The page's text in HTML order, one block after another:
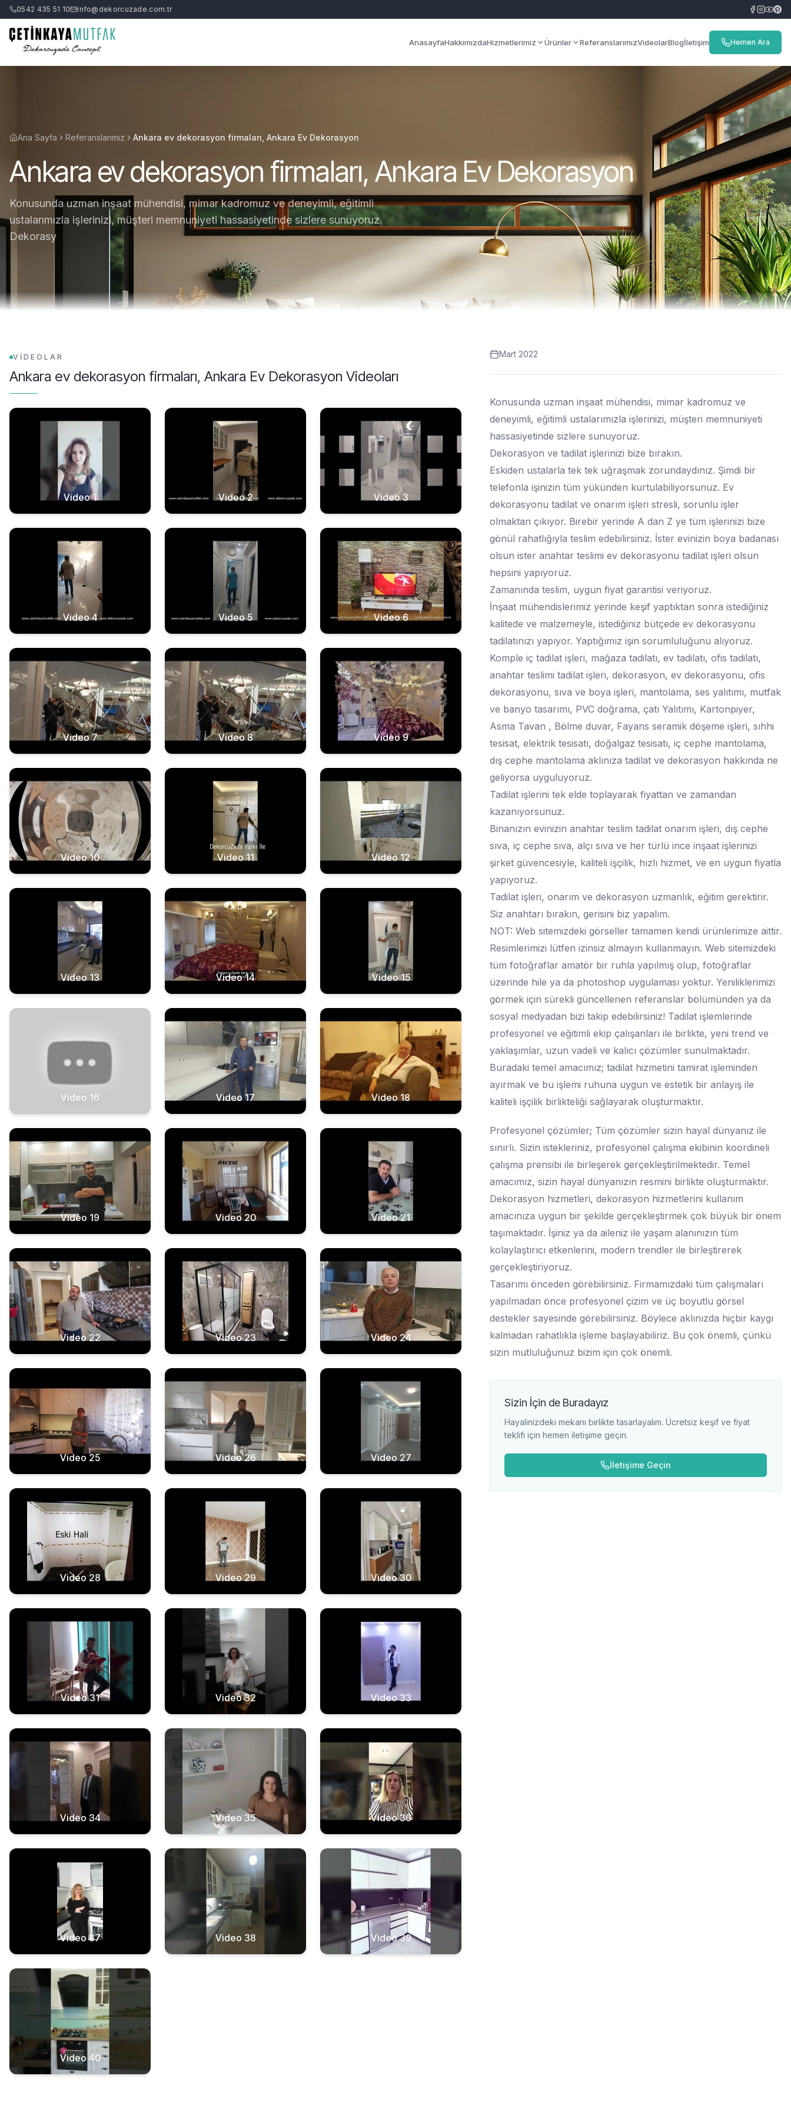
0542 435 51 10 info@dekorcuzade.com.tr
AnasayfaHakkımızdaHizmetlerimiz Ürünler ReferanslarımızVideolarBlogİletişim Hemen Ara
Ana Sayfa Referanslarımız Ankara ev dekorasyon firmaları, Ankara Ev Dekorasyon
Ankara ev dekorasyon firmaları, Ankara Ev Dekorasyon
Konusunda uzman inşaat mühendisi, mimar kadromuz ve deneyimli, eğitimli
ustalarımızla işlerinizi, müşteri memnuniyeti hassasiyetinde sizlere sunuyoruz.
Dekorasy
VİDEOLAR
Ankara ev dekorasyon firmaları, Ankara Ev Dekorasyon Videoları
Video 1 Video 2 Video 3
Video 4 Video 5 Video 6
Video 7 Video 8 Video 9
Video 10 Video 11 Video 12
Video 13 Video 14 Video 15
Video 16 Video 17 Video 18
Video 19 Video 20 Video 21
Video 22 Video 23 Video 24
Video 25 Video 26 Video 27
Video 28 Video 29 Video 30
Video 31 Video 32 Video 33
Video 34 Video 35 Video 36
Video 37 Video 38 Video 39
Video 40
Mart 2022
Konusunda uzman inşaat mühendisi, mimar kadromuz ve
deneyimli, eğitimli ustalarımızla işlerinizi, müşteri memnuniyeti
hassasiyetinde sizlere sunuyoruz.
Dekorasyon ve tadilat işlerinizi bize bırakın.
Eskiden ustalarla tek tek uğraşmak zorundaydınız. Şimdi bir
telefonla işinizin tüm yükünden kurtulabiliyorsunuz. Ev
dekorasyonu tadilat ve onarım işleri stresli, sorunlu işler
olmaktan çıkıyor. Birebir yerinde A dan Z ye tüm işlerinizi bize
gönül rahatlığıyla teslim edebilirsiniz. İster evinizin boya badanası
olsun ister anahtar teslimi ev dekorasyonu tadilat işleri olsun
hepsini yapıyoruz.
Zamanında teslim, uygun fiyat garantisi veriyoruz.
İnşaat mühendislerimiz yerinde keşif yaptıktan sonra istediğiniz
kalitede ve malzemeyle, istediğiniz bütçede ev dekorasyonu
tadilatınızı yapıyor. Yaptığımız işin sorumluluğunu alıyoruz.
Komple iç tadilat işleri, mağaza tadilatı, ev tadilatı, ofis tadilatı,
anahtar teslimi tadilat işleri, dekorasyon, ev dekorasyonu, ofis
dekorasyonu, sıva ve boya işleri, mantolama, ses yalıtımı, mutfak
ve banyo tasarımı, PVC doğrama, çatı Yalıtımı, Kartonpiyer,
Asma Tavan , Bölme duvar, Fayans seramik döşeme işleri, sıhhi
tesisat, elektrik tesisatı, doğalgaz tesisatı, iç cephe mantolama,
dış cephe mantolama aklınıza tadilat ve dekorasyon hakkında ne
geliyorsa uyguluyoruz.
Tadilat işlerini tek elde toplayarak fiyattan ve zamandan
kazanıyorsunuz.
Binanızın evinizin anahtar teslim tadilat onarım işleri, dış cephe
sıva, iç cephe sıva, alçı sıva ve her türlü ince inşaat işlerinizi
şirket güvencesiyle, kaliteli işçilik, hızlı hizmet, ve en uygun fiyatla
yapıyoruz.
Tadilat işleri, onarım ve dekorasyon uzmanlık, eğitim gerektirir.
Siz anahtarı bırakın, gerisini biz yapalım.
NOT: Web sitemizdeki görseller tamamen kendi ürünlerimize aittir.
Resimlerimizi lütfen izinsiz almayın kullanmayın. Web sitemizdeki
tüm fotoğraflar amatör bir ruhla yapılmış olup, fotoğraflar
üzerinde hile ya da photoshop uygulaması yoktur. Yeniliklerimizi
görmek için sürekli güncellenen referanslar bölümünden ya da
sosyal medyadan bizi takip edebilirsiniz! Tadilat işlemlerinde
profesyonel ve eğitimli ekip çalışanları ile birlikte, yeni trend ve
yaklaşımlar, uzun vadeli ve kalıcı çözümler sunulmaktadır.
Buradaki temel amacımız; tadilat hizmetini tamirat işleminden
ayırmak ve bu işlemi ruhuna uygun ve estetik bir anlayış ile
kaliteli işçilik birlikteliği sağlayarak oluşturmaktır.
Profesyonel çözümler; Tüm çözümler sizin hayal dünyanız ile
sınırlı. Sizin istekleriniz, profesyonel çalışma ekibinin koordineli
çalışma prensibi ile birleşerek gerçekleştirilmektedir. Temel
amacımız, sizin hayal dünyanızın resmini birlikte oluşturmaktır.
Dekorasyon hizmetleri, dekorasyon hizmetlerini kullanım
amacınıza uygun bir şekilde gerçekleştirmek çok büyük bir önem
taşımaktadır. İşiniz ya da aileniz ile yaşam alanınızın tüm
kolaylaştırıcı etkenlerini, modern trendler ile birleştirerek
gerçekleştiriyoruz.
Tasarımı önceden görebilirsiniz. Firmamızdaki tüm çalışmaları
yapılmadan önce profesyonel çizim ve üç boyutlu görsel
destekler sayesinde görebilirsiniz. Böylece aklınızda hiçbir kaygı
kalmadan rahatlıkla işleme başlayabiliriz. Bu çok önemli, çünkü
sizin mutluluğunuz bizim için çok önemli.
Sizin İçin de Buradayız
Hayalinizdeki mekanı birlikte tasarlayalım. Ücretsiz keşif ve fiyat
teklifi için hemen iletişime geçin.
İletişime Geçin